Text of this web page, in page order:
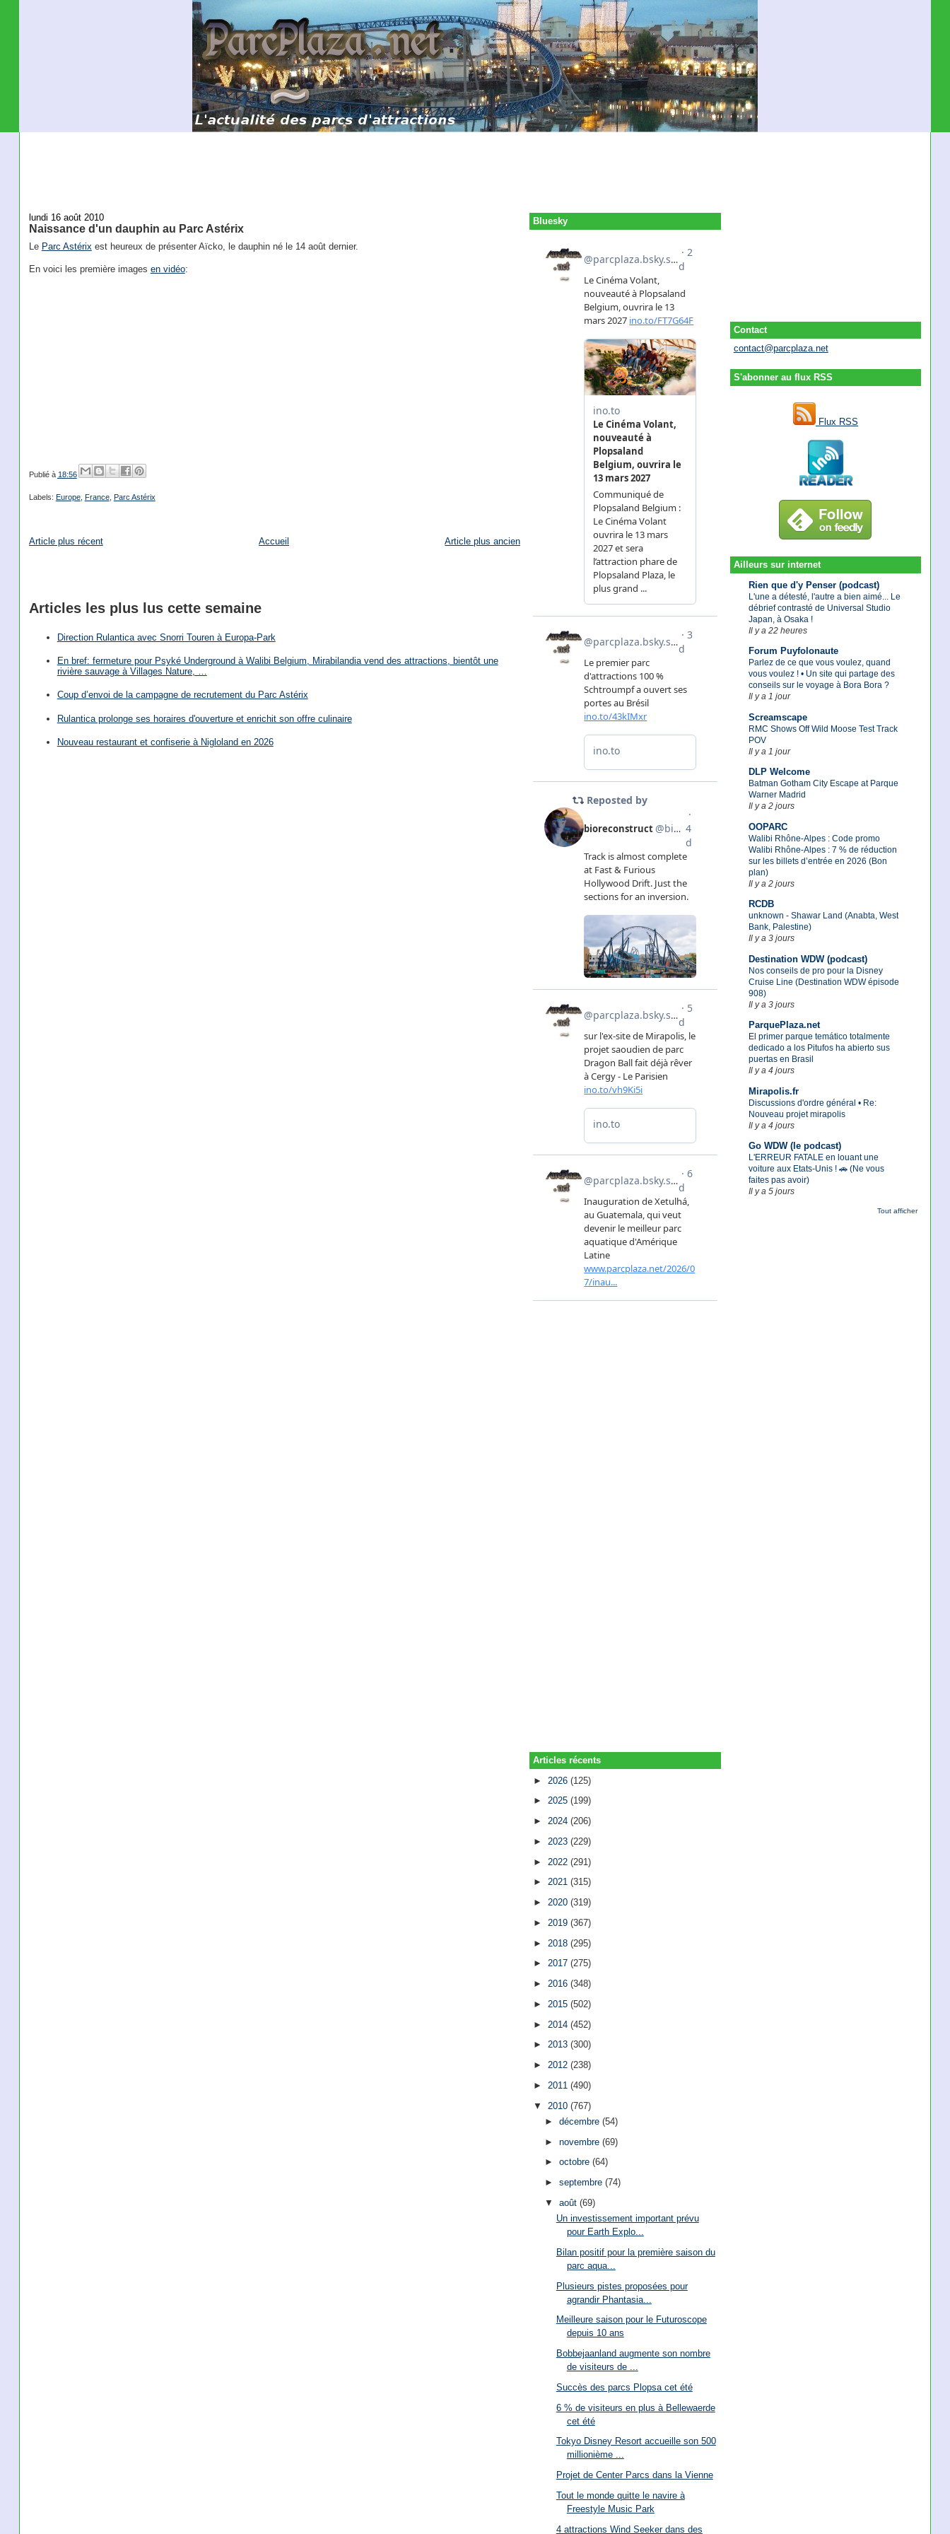
Contact
contact@parcplaza.net
S'abonner au flux RSS
Flux RSS
Ailleurs sur internet
Rien que d'y Penser (podcast)
L'une a détesté, l'autre a bien aimé... Le
débrief contrasté de Universal Studio
Japan, à Osaka !
Il y a 22 heures
Forum Puyfolonaute
Parlez de ce que vous voulez, quand
vous voulez ! • Un site qui partage des
conseils sur le voyage à Bora Bora ?
Il y a 1 jour
Screamscape
RMC Shows Off Wild Moose Test Track
POV
Il y a 1 jour
DLP Welcome
Batman Gotham City Escape at Parque
Warner Madrid
Il y a 2 jours
OOPARC
Walibi Rhône-Alpes : Code promo
Walibi Rhône-Alpes : 7 % de réduction
sur les billets d’entrée en 2026 (Bon
plan)
Il y a 2 jours
RCDB
unknown - Shawar Land (Anabta, West
Bank, Palestine)
Il y a 3 jours
Destination WDW (podcast)
Nos conseils de pro pour la Disney
Cruise Line (Destination WDW épisode
908)
Il y a 3 jours
ParquePlaza.net
El primer parque temático totalmente
dedicado a los Pitufos ha abierto sus
puertas en Brasil
Il y a 4 jours
Mirapolis.fr
Discussions d'ordre général • Re:
Nouveau projet mirapolis
Il y a 4 jours
Go WDW (le podcast)
L'ERREUR FATALE en louant une
voiture aux Etats-Unis ! 🚗 (Ne vous
faites pas avoir)
Il y a 5 jours
Tout afficher
lundi 16 août 2010
Naissance d'un dauphin au Parc Astérix
Le Parc Astérixest heureux de présenter Aïcko, le dauphin né le 14 août dernier.
En voici les première images en vidéo:
Publié à 18:56
Labels: Europe, France, Parc Astérix
Article plus récent Article plus ancien
Accueil
Articles les plus lus cette semaine
Direction Rulantica avec Snorri Touren à Europa-Park
En bref: fermeture pour Psyké Underground à Walibi Belgium, Mirabilandia vend des attractions, bientôt une
rivière sauvage à Villages Nature, …
Coup d’envoi de la campagne de recrutement du Parc Astérix
Rulantica prolonge ses horaires d'ouverture et enrichit son offre culinaire
Nouveau restaurant et confiserie à Nigloland en 2026
Bluesky
Articles récents
► 2026(125)
►2025(199)
►2024(206)
► 2023(229)
► 2022(291)
►2021(315)
►2020(319)
► 2019(367)
► 2018(295)
►2017(275)
►2016(348)
► 2015(502)
► 2014(452)
►2013(300)
►2012(238)
► 2011(490)
▼ 2010(767)
► décembre (54)
► novembre (69)
► octobre (64)
► septembre (74)
▼ août (69)
Un investissement important prévu
pour Earth Explo...
Bilan positif pour la première saison du
parc aqua...
Plusieurs pistes proposées pour
agrandir Phantasia...
Meilleure saison pour le Futuroscope
depuis 10 ans
Bobbejaanland augmente son nombre
de visiteurs de ...
Succès des parcs Plopsa cet été
6 % de visiteurs en plus à Bellewaerde
cet été
Tokyo Disney Resort accueille son 500
millionième ...
Projet de Center Parcs dans la Vienne
Tout le monde quitte le navire à
Freestyle Music Park
4 attractions Wind Seeker dans des